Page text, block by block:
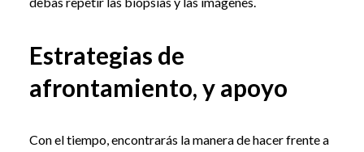
Estrategias de
afrontamiento, y apoyo
Con el tiempo, encontrarás la manera de hacer frente a